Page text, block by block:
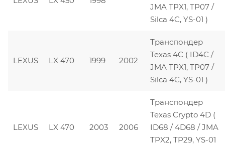
JMA TPX1, TP07 /
Silca 4C, YS-01 )
LEXUS LX 470 1999 2002
Транспондер
Texas 4C ( ID4C /
JMA TPX1, TP07 /
Silca 4C, YS-01 )
LEXUS LX 470 2003 2006
Транспондер
Texas Crypto 4D (
ID68 / 4D68 / JMA
TPX2, TP29, YS-01